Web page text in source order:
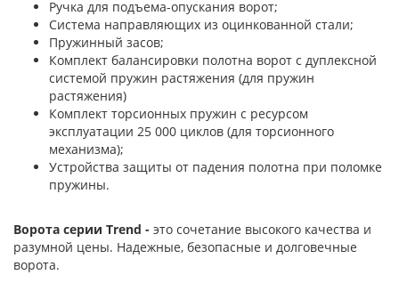
Ручка для подъема-опускания ворот;
Система направляющих из оцинкованной стали;
Пружинный засов;
Комплект балансировки полотна ворот с дуплексной
системой пружин растяжения (для пружин
растяжения)
Комплект торсионных пружин с ресурсом
эксплуатации 25 000 циклов (для торсионного
механизма);
Устройства защиты от падения полотна при поломке
пружины.
Ворота серии Trend - это сочетание высокого качества и
разумной цены. Надежные, безопасные и долговечные
ворота.